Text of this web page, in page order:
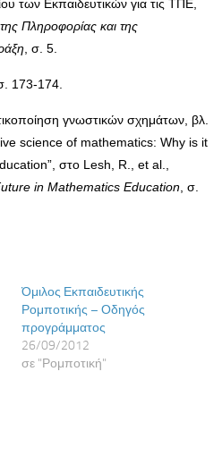
των Εκπαιδευτικών για τις ΤΠΕ,
Πληροφορίας και της
σ. 5
173-174.
γνωστικών σχημάτων, βλ.
science of mathematics: Why is it
στο Lesh, R., et al.,
in Mathematics Education , σ.
Όμιλος Εκπαιδευτικής
Ρομποτικής – Οδηγός
προγράμματος
26/09/2012
σε "Ρομποτική"